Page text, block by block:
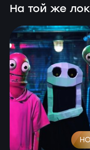
На той же